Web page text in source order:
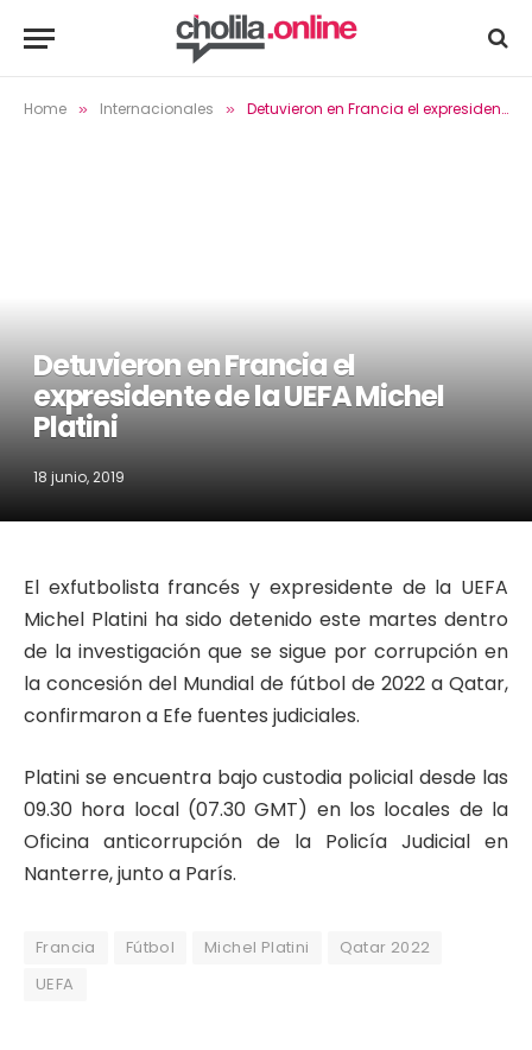
Home » Internacionales » Detuvieron en Francia el expresidente de la UEFA Michel Platini
Detuvieron en Francia el
expresidente de la UEFA Michel
Platini
18 junio, 2019
El exfutbolista francés y expresidente de la UEFA
Michel Platini ha sido detenido este martes dentro
de la investigación que se sigue por corrupción en
la concesión del Mundial de fútbol de 2022 a Qatar,
confirmaron a Efe fuentes judiciales.
Platini se encuentra bajo custodia policial desde las
09.30 hora local (07.30 GMT) en los locales de la
Oficina anticorrupción de la Policía Judicial en
Nanterre, junto a París.
Francia Fútbol Michel Platini
Qatar 2022
UEFA